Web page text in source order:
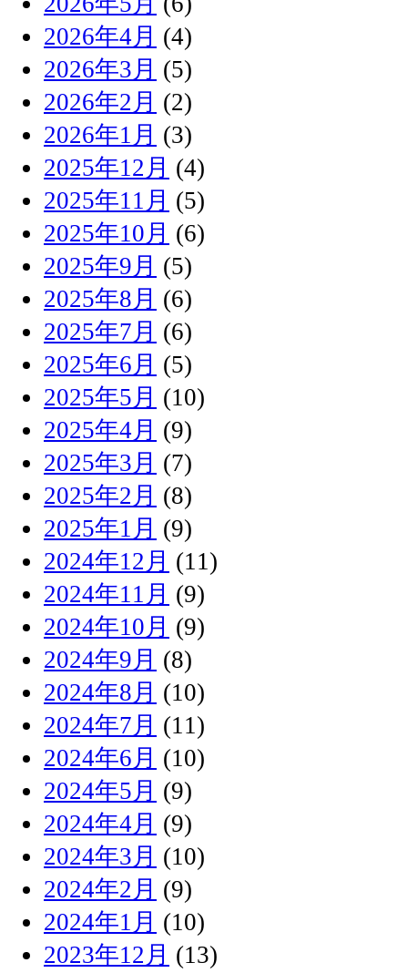
2026年4月 (4)
2026年3月 (5)
2026年2月 (2)
2026年1月 (3)
2025年12月 (4)
2025年11月 (5)
2025年10月 (6)
2025年9月 (5)
2025年8月 (6)
2025年7月 (6)
2025年6月 (5)
2025年5月 (10)
2025年4月 (9)
2025年3月 (7)
2025年2月 (8)
2025年1月 (9)
2024年12月 (11)
2024年11月 (9)
2024年10月 (9)
2024年9月 (8)
2024年8月 (10)
2024年7月 (11)
2024年6月 (10)
2024年5月 (9)
2024年4月 (9)
2024年3月 (10)
2024年2月 (9)
2024年1月 (10)
2023年12月 (13)